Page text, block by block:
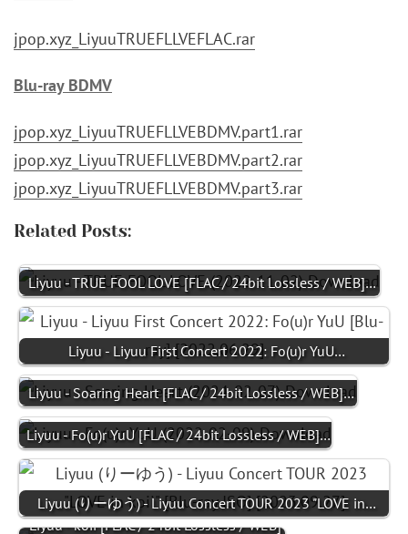
jpop.xyz_LiyuuTRUEFLLVEFLAC.rar
Blu-ray BDMV
jpop.xyz_LiyuuTRUEFLLVEBDMV.part1.rar
jpop.xyz_LiyuuTRUEFLLVEBDMV.part2.rar
jpop.xyz_LiyuuTRUEFLLVEBDMV.part3.rar
Related Posts:
Liyuu - TRUE FOOL LOVE [FLAC / 24bit Lossless / WEB]…
Liyuu - Liyuu First Concert 2022: Fo(u)r YuU…
Liyuu - Soaring Heart [FLAC / 24bit Lossless / WEB]…
Liyuu - Fo(u)r YuU [FLAC / 24bit Lossless / WEB]…
Liyuu (りーゆう) - Liyuu Concert TOUR 2023 "LOVE in…
Liyuu - koii [FLAC / 24bit Lossless / WEB]